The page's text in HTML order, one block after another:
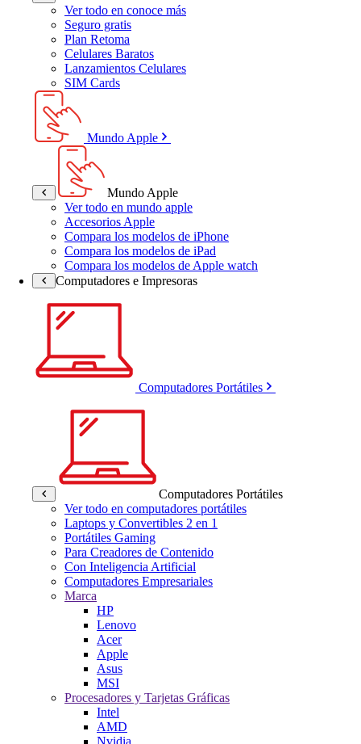
Ver todo en conoce más
Seguro gratis
Plan Retoma
Celulares Baratos
Lanzamientos Celulares
SIM Cards
Mundo Apple
Mundo Apple
Ver todo en mundo apple
Accesorios Apple
Compara los modelos de iPhone
Compara los modelos de iPad
Compara los modelos de Apple watch
Computadores e Impresoras
Computadores Portátiles
Computadores Portátiles
Ver todo en computadores portátiles
Laptops y Convertibles 2 en 1
Portátiles Gaming
Para Creadores de Contenido
Con Inteligencia Artificial
Computadores Empresariales
Marca
HP
Lenovo
Acer
Apple
Asus
MSI
Procesadores y Tarjetas Gráficas
Intel
AMD
Nvidia